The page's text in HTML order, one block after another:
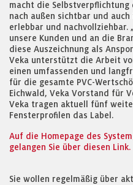
macht die Selbstverpflichtung
nach außen sichtbar und
erlebbar und nachvollziehbar.
unsere Kunden und an die
diese Auszeichnung als
Veka unterstützt die Arbeit
einen umfassenden und
für die gesamte PVC-
Eichwald, Veka Vorstand für
Veka tragen aktuell fünf
Fensterprofilen das Label.
Auf die Homepage des
gelangen Sie über diesen Link.
Sie wollen regelmäßig über